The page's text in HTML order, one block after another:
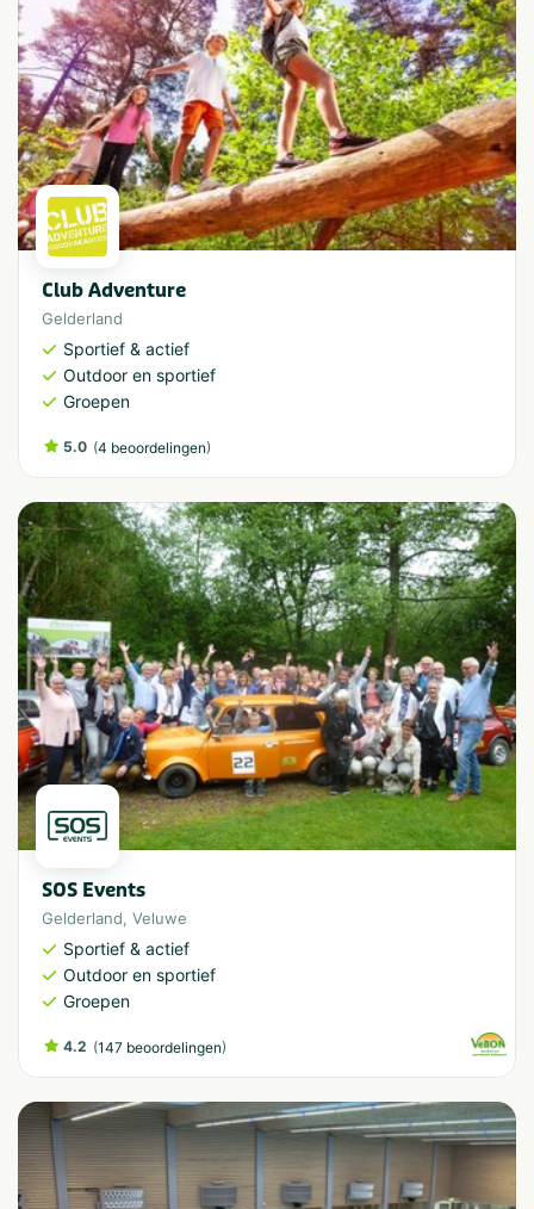
Club Adventure
Gelderland
Sportief & actief
Outdoor en sportief
Groepen
5.0 (4 beoordelingen)
SOS Events
Gelderland, Veluwe
Sportief & actief
Outdoor en sportief
Groepen
4.2 (147 beoordelingen)